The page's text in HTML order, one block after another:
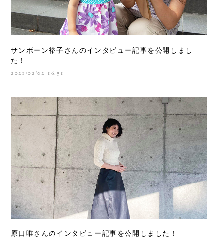
サンボーン裕子さんのインタビュー記事を公開しまし
た！
2021/02/02 16:51
原口唯さんのインタビュー記事を公開しました！